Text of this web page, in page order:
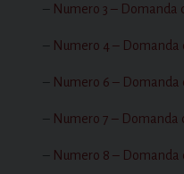
– Numero 3 –
– Numero 4 –
– Numero 6 –
– Numero 7 –
– Numero 8 –